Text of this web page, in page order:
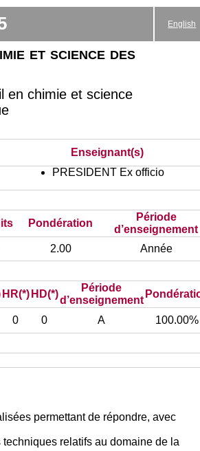
English
et science des
en chimie et science
Enseignant(s)
PRESIDENT Ex officio
Pondération
Période
d’enseignement
2.00 Année
HR(*) HD(*)
Période
d’enseignement
0 0 A 100.00%
permettant de répondre, avec
relatifs au domaine de la